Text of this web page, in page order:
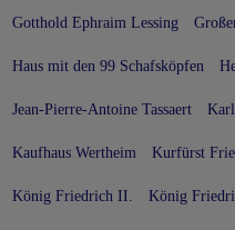
Gotthold Ephraim Lessing
Haus mit den 99 Schafsköpfen
Jean-Pierre-Antoine Tassaert
Kaufhaus Wertheim Kurfürst
König Friedrich II. König